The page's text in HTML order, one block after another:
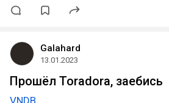
Galahard
13.01.2023
Прошёл Toradora, заебись
VNDB